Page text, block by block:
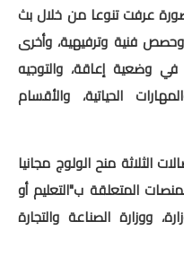
عرفت تنوعا من خلال بث
فنية وترفيهية، وأخرى
وضعية إعاقة، والتوجيه
الحياتية، والأقسام
الثلاثة منح الولوج مجانيا
المتعلقة ب"التعليم أو
ووزارة الصناعة والتجارة